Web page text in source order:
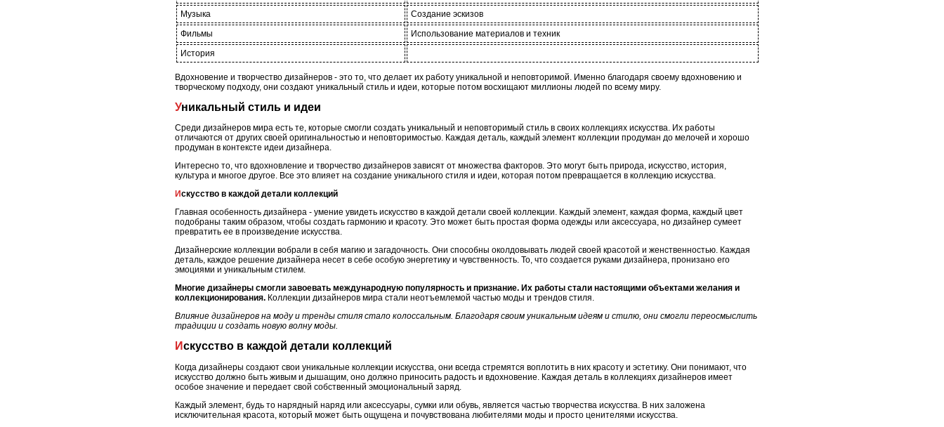
Музыка
Создание эскизов
Фильмы
Использование материалов и техник
История
Вдохновение и творчество дизайнеров - это то, что делает их работу уникальной и неповторимой. Именно благодаря своему вдохновению и
творческому подходу, они создают уникальный стиль и идеи, которые потом восхищают миллионы людей по всему миру.
Уникальный стиль и идеи
Среди дизайнеров мира есть те, которые смогли создать уникальный и неповторимый стиль в своих коллекциях искусства. Их работы
отличаются от других своей оригинальностью и неповторимостью. Каждая деталь, каждый элемент коллекции продуман до мелочей и хорошо
продуман в контексте идеи дизайнера.
Интересно то, что вдохновление и творчество дизайнеров зависят от множества факторов. Это могут быть природа, искусство, история,
культура и многое другое. Все это влияет на создание уникального стиля и идеи, которая потом превращается в коллекцию искусства.
Искусство в каждой детали коллекций
Главная особенность дизайнера - умение увидеть искусство в каждой детали своей коллекции. Каждый элемент, каждая форма, каждый цвет
подобраны таким образом, чтобы создать гармонию и красоту. Это может быть простая форма одежды или аксессуара, но дизайнер сумеет
превратить ее в произведение искусства.
Дизайнерские коллекции вобрали в себя магию и загадочность. Они способны околдовывать людей своей красотой и женственностью. Каждая
деталь, каждое решение дизайнера несет в себе особую энергетику и чувственность. То, что создается руками дизайнера, пронизано его
эмоциями и уникальным стилем.
Многие дизайнеры смогли завоевать международную популярность и признание. Их работы стали настоящими объектами желания и
коллекционирования. Коллекции дизайнеров мира стали неотъемлемой частью моды и трендов стиля.
Влияние дизайнеров на моду и тренды стиля стало колоссальным. Благодаря своим уникальным идеям и стилю, они смогли переосмыслить
традиции и создать новую волну моды.
Искусство в каждой детали коллекций
Когда дизайнеры создают свои уникальные коллекции искусства, они всегда стремятся воплотить в них красоту и эстетику. Они понимают, что
искусство должно быть живым и дышащим, оно должно приносить радость и вдохновение. Каждая деталь в коллекциях дизайнеров имеет
особое значение и передает свой собственный эмоциональный заряд.
Каждый элемент, будь то нарядный наряд или аксессуары, сумки или обувь, является частью творчества искусства. В них заложена
исключительная красота, который может быть ощущена и почувствована любителями моды и просто ценителями искусства.